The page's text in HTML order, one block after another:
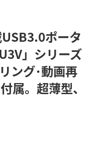
ポータ
」シリーズ
ング･動画再
属。超薄型、